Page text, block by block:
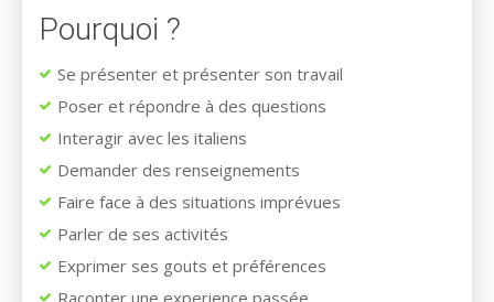
Pourquoi ?
Se présenter et présenter son travail
Poser et répondre à des questions
Interagir avec les italiens
Demander des renseignements
Faire face à des situations imprévues
Parler de ses activités
Exprimer ses gouts et préférences
Raconter une experience passée